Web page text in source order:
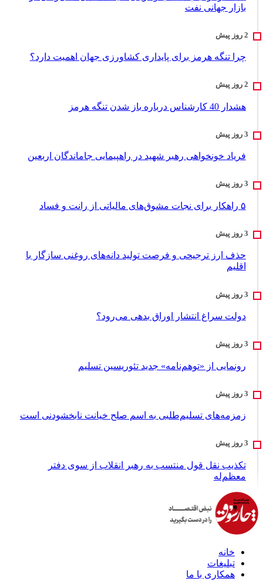
بازار جهانی نفت
چرا تنگه هرمز برای پایداری کشاورزی جهان اهمیت دارد؟
هشدار 40 کارشناس درباره باز شدن تنگه هرمز
فریاد خونخواهی رهبر شهید در راهپیمایی جاماندگان اربعین
۵ راهکار برای نجات مشوق‌های مالیاتی از رانت و فساد
حذف ارز ترجیحی و فرصت تولید دانه‌های روغنی سازگار با
اقلیم
دولت سراغ انتشار اوراق بدهی می‌رود؟
رونمایی از «توهم‌نامه» جدید تئور‌یسین تسلیم
زمزمه‌های تسلیم‌طلبی به اسم صلح خیانت نابخشودنی است
تکذیب نقل قول منتسب به رهبر انقلاب از سوی دفتر
معظم‌له
خانه
تبلیغات
همکاری با ما